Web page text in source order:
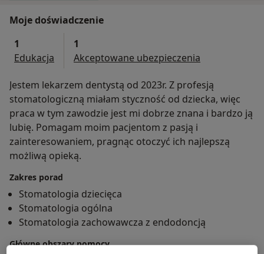
Moje doświadczenie
1
Edukacja
1
Akceptowane ubezpieczenia
Jestem lekarzem dentystą od 2023r. Z profesją
stomatologiczną miałam styczność od dziecka, więc
praca w tym zawodzie jest mi dobrze znana i bardzo ją
lubię. Pomagam moim pacjentom z pasją i
zainteresowaniem, pragnąc otoczyć ich najlepszą
możliwą opieką.
Zakres porad
Stomatologia dziecięca
Stomatologia ogólna
Stomatologia zachowawcza z endodoncją
Główne obszary pomocy